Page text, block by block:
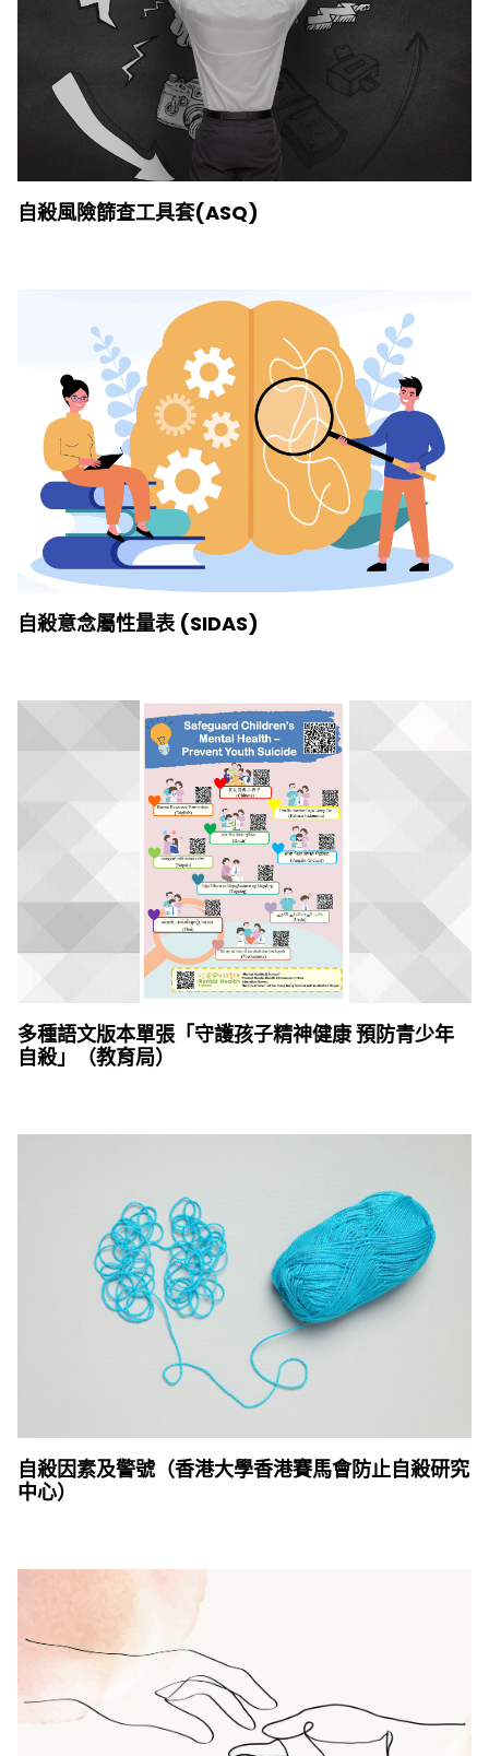
自殺風險篩查工具套(ASQ)
自殺意念屬性量表 (SIDAS)
多種語文版本單張「守護孩⼦精神健康 預防⻘少年
⾃殺」（教育局）
自殺因素及警號（香港大學香港賽馬會防止自殺研究
中心）